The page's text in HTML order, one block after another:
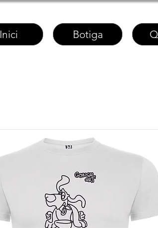
Inici Botiga